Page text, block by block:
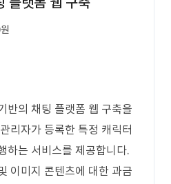
반의 채팅 플랫폼 웹 구축을
리자가 등록한 특정 캐릭터
하는 서비스를 제공합니다.
이미지 콘텐츠에 대한 과금